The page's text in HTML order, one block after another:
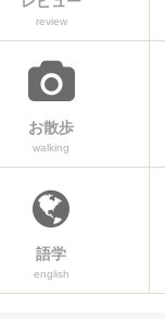
review
お散歩
walking
語学
english